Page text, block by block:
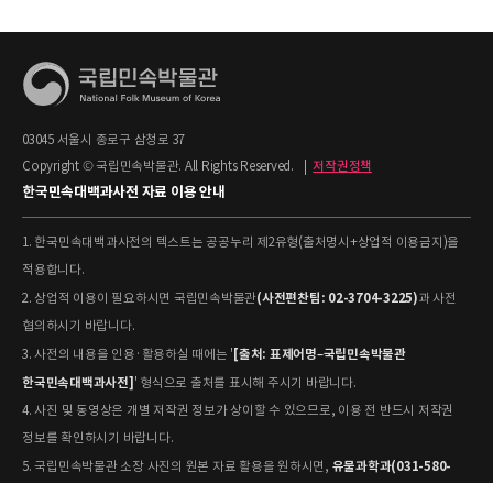
03045 서울시 종로구 삼청로 37
Copyright © 국립민속박물관. All Rights Reserved.
저작권정책
한국민속대백과사전 자료 이용 안내
1. 한국민속대백과사전의 텍스트는 공공누리 제2유형(출처명시+상업적 이용금지)을
적용합니다.
2. 상업적 이용이 필요하시면 국립민속박물관(사전편찬팀: 02-3704-3225)과 사전
협의하시기 바랍니다.
3. 사전의 내용을 인용·활용하실 때에는 ' [출처: 표제어명–국립민속박물관
한국민속대백과사전] ' 형식으로 출처를 표시해 주시기 바랍니다.
4. 사진 및 동영상은 개별 저작권 정보가 상이할 수 있으므로, 이용 전 반드시 저작권
정보를 확인하시기 바랍니다.
5. 국립민속박물관 소장 사진의 원본 자료 활용을 원하시면, 유물과학과(031-580-